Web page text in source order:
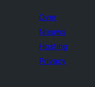
Over
Nieuws
Hosting
Privacy